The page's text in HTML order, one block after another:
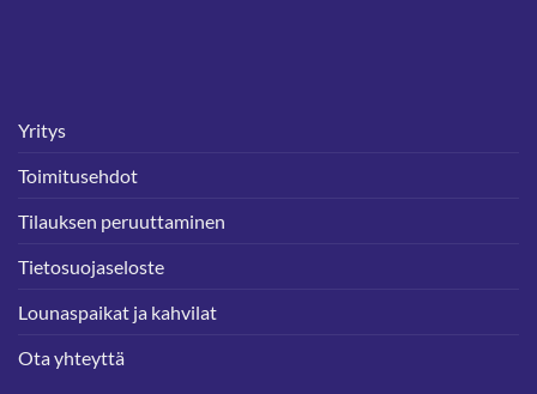
Yritys
Toimitusehdot
Tilauksen peruuttaminen
Tietosuojaseloste
Lounaspaikat ja kahvilat
Ota yhteyttä